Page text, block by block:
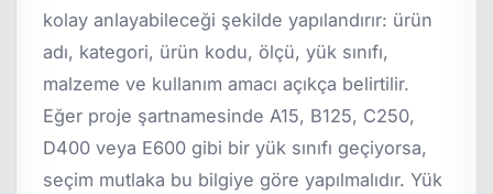
kolay anlayabileceği şekilde yapılandırır: ürün
adı, kategori, ürün kodu, ölçü, yük sınıfı,
malzeme ve kullanım amacı açıkça belirtilir.
Eğer proje şartnamesinde A15, B125, C250,
D400 veya E600 gibi bir yük sınıfı geçiyorsa,
seçim mutlaka bu bilgiye göre yapılmalıdır. Yük